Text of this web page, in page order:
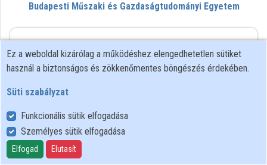
Budapesti Műszaki és Gazdaságtudományi Egyetem
DVL
dezk
Ez a weboldal kizárólag a működéshez elengedhetetlen sütiket
használ a biztonságos és zökkenőmentes böngészés érdekében.
Süti szabályzat
Funkcionális sütik elfogadása
Személyes sütik elfogadása
Elfogad Elutasít